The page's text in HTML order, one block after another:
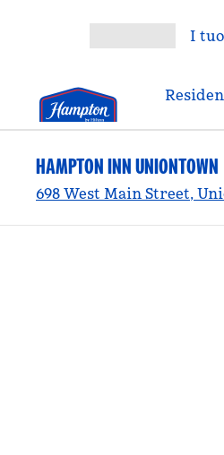
I
HAMPTON INN UNIONTOWN
698 West Main Street,